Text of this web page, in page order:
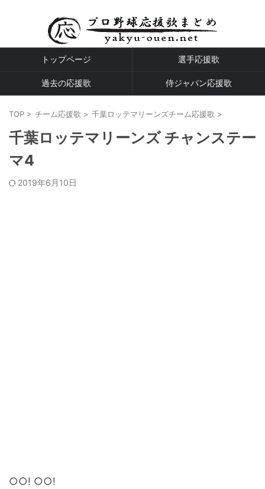
トップページ 選手応援歌
過去の応援歌 侍ジャパン応援歌
TOP > チーム応援歌 > 千葉ロッテマリーンズチーム応援歌 >
千葉ロッテマリーンズ チャンステー
マ4
2019年6月10日
○○! ○○!